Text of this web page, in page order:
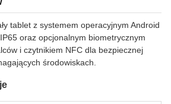
tablet z systemem operacyjnym Android
oraz opcjonalnym biometrycznym
i czytnikiem NFC dla bezpiecznej
środowiskach.